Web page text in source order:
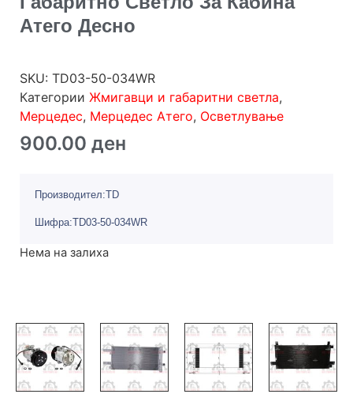
Атего Десно
SKU: TD03-50-034WR
Категории Жмигавци и габаритни светла,
Мерцедес, Мерцедес Атего, Осветлување
900.00 ден
Производител:TD
Шифра:TD03-50-034WR
Нема на залиха